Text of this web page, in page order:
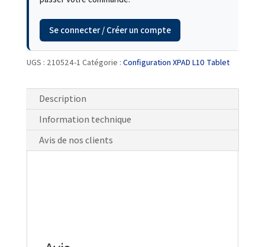
Se connecter / Créer un compte
UGS : 210524-1 Catégorie : Configuration XPAD L10 Tablet
Description
Information technique
Avis de nos clients